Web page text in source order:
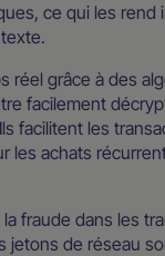
ce qui les rend
réel grâce à des
facilement
facilitent les
les achats
fraude dans les
jetons de réseau